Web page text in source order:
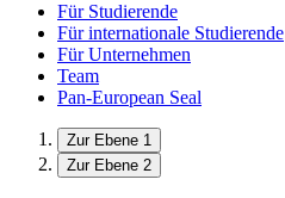
Für Studierende
Für internationale Studierende
Für Unternehmen
Team
Pan-European Seal
Zur Ebene 1
Zur Ebene 2